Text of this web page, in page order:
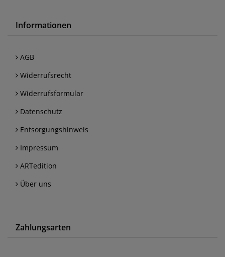
Informationen
AGB
Widerrufsrecht
Widerrufsformular
Datenschutz
Entsorgungshinweis
Impressum
ARTedition
Über uns
Zahlungsarten